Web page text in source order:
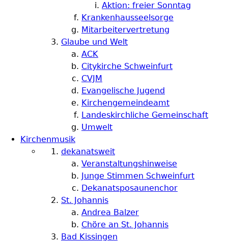
Aktion: freier Sonntag
Krankenhausseelsorge
Mitarbeitervertretung
Glaube und Welt
ACK
Citykirche Schweinfurt
CVJM
Evangelische Jugend
Kirchengemeindeamt
Landeskirchliche Gemeinschaft
Umwelt
Kirchenmusik
dekanatsweit
Veranstaltungshinweise
Junge Stimmen Schweinfurt
Dekanatsposaunenchor
St. Johannis
Andrea Balzer
Chöre an St. Johannis
Bad Kissingen